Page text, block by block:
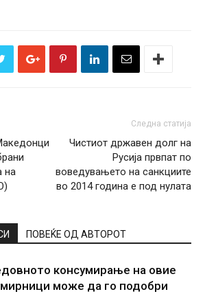
на
Следна статија
Чистиот државен долг на
Русија првпат по
воведувањето на санкциите
во 2014 година е под нулата
ПОВЕЌЕ ОД АВТОРОТ
консумирање на овие
може да го подобри